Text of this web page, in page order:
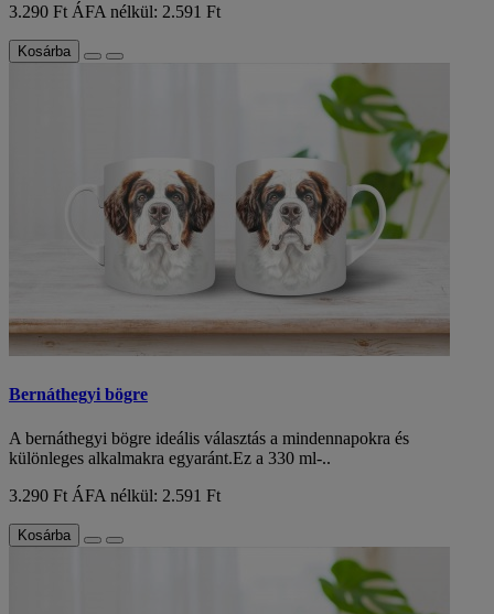
3.290 Ft ÁFA nélkül: 2.591 Ft
Kosárba
Bernáthegyi bögre
A bernáthegyi bögre ideális választás a mindennapokra és
különleges alkalmakra egyaránt.Ez a 330 ml-..
3.290 Ft ÁFA nélkül: 2.591 Ft
Kosárba